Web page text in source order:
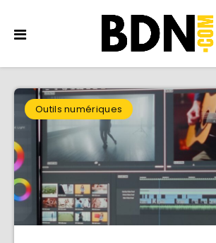
Outils numériques